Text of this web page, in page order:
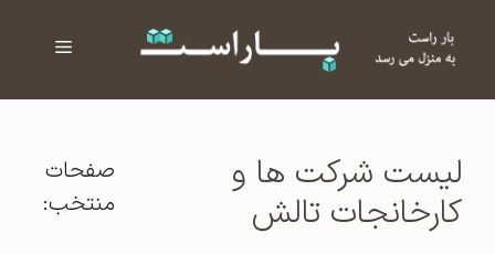
فهرست
لیست شرکت ها و
کارخانجات تالش
صفحات
منتخب: